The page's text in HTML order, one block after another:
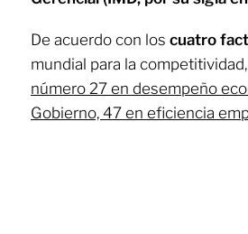
De acuerdo con los cuatro
mundial para la
número 27 en desempeño
Gobierno, 47 en eficiencia